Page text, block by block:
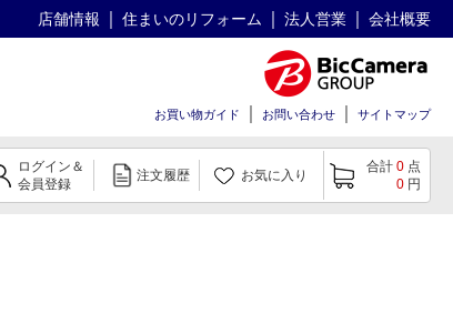
店舗情報 住まいのリフォーム 法人営業 会社概要
お買い物ガイド お問い合わせ サイトマップ
ログイン＆
会員登録
注文履歴 お気に入り
合計 0 点
0 円